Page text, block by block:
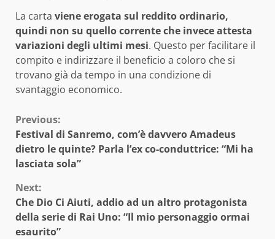
La carta viene erogata sul reddito ordinario,
quindi non su quello corrente che invece attesta
variazioni degli ultimi mesi. Questo per facilitare il
compito e indirizzare il beneficio a coloro che si
trovano già da tempo in una condizione di
svantaggio economico.
Continue
Reading
Previous:
Festival di Sanremo, com’è davvero Amadeus
dietro le quinte? Parla l’ex co-conduttrice: “Mi ha
lasciata sola”
Next:
Che Dio Ci Aiuti, addio ad un altro protagonista
della serie di Rai Uno: “Il mio personaggio ormai
esaurito”